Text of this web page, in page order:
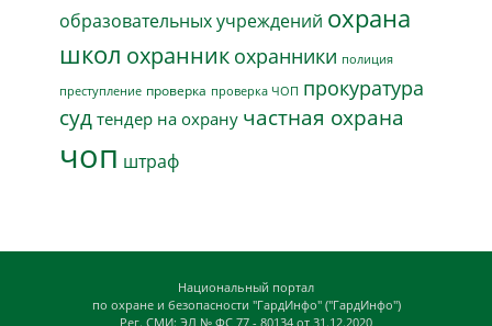
образовательных учреждений охрана
школ охранник охранники полиция
преступление проверка проверка ЧОП прокуратура
суд тендер на охрану частная охрана
чоп штраф
Национальный портал
по охране и безопасности "ГардИнфо" ("ГардИнфо")
Рег. СМИ: ЭЛ № ФС 77 - 80134 от 31.12.2020